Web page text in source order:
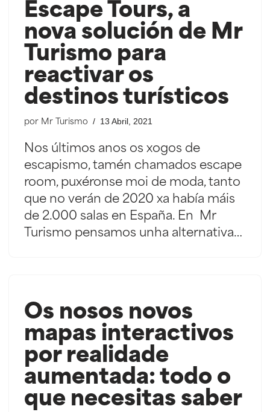
Escape Tours, a
nova solución de Mr
Turismo para
reactivar os
destinos turísticos
por Mr Turismo 13 Abril, 2021
Nos últimos anos os xogos de
escapismo, tamén chamados escape
room, puxéronse moi de moda, tanto
que no verán de 2020 xa había máis
de 2.000 salas en España. En Mr
Turismo pensamos unha alternativa…
Os nosos novos
mapas interactivos
por realidade
aumentada: todo o
que necesitas saber